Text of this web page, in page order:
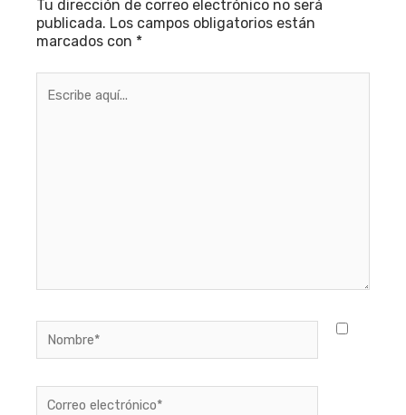
Tu dirección de correo electrónico no será
publicada. Los campos obligatorios están
marcados con *
aquí...